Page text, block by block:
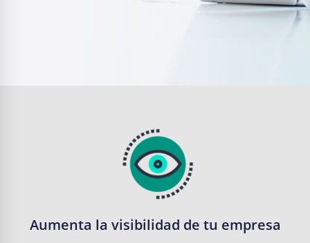
Aumenta la visibilidad de tu empresa